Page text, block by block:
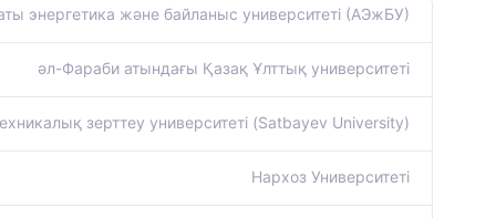
энергетика және байланыс университеті (АЭжБУ)
әл-Фараби атындағы Қазақ Ұлттық университеті
зерттеу университеті (Satbayev University)
Нархоз Университеті